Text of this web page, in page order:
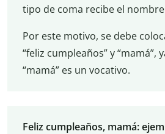
tipo de coma recibe el
Por este motivo, se debe
“feliz cumpleaños” y “mamá”,
“mamá” es un vocativo.
Feliz cumpleaños, mamá: